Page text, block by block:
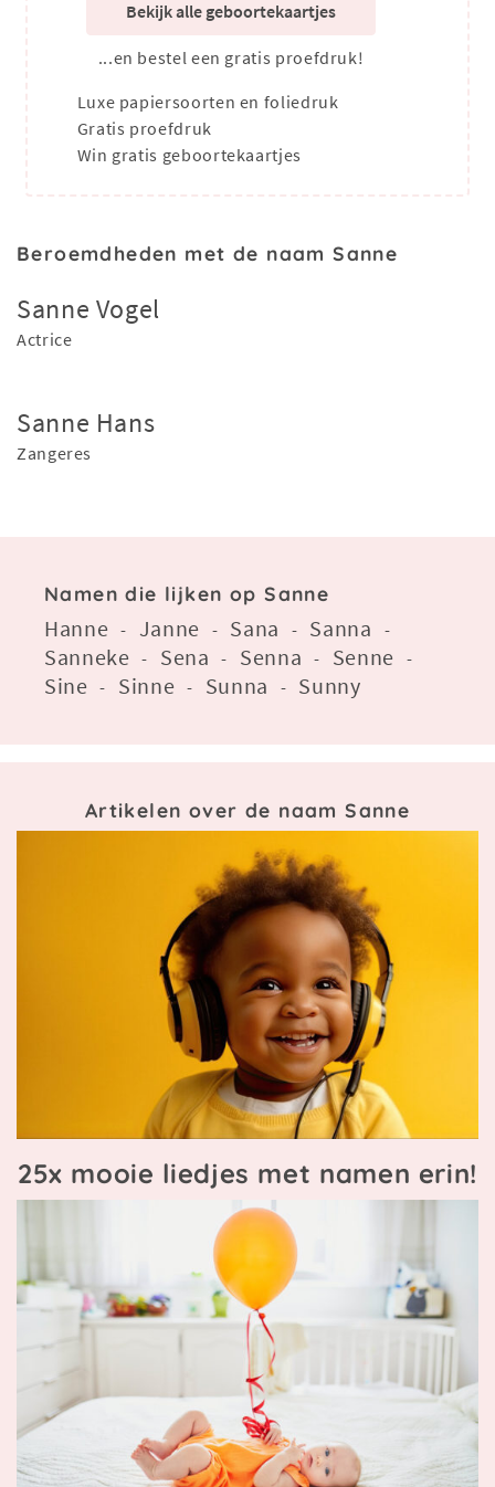
Bekijk alle geboortekaartjes
...en bestel een gratis proefdruk!
Luxe papiersoorten en foliedruk
Gratis proefdruk
Win gratis geboortekaartjes
Beroemdheden met de naam Sanne
Sanne Vogel
Actrice
Sanne Hans
Zangeres
Namen die lijken op Sanne
Hanne - Janne - Sana - Sanna -
Sanneke - Sena - Senna - Senne -
Sine - Sinne - Sunna - Sunny
Artikelen over de naam Sanne
25x mooie liedjes met namen erin!